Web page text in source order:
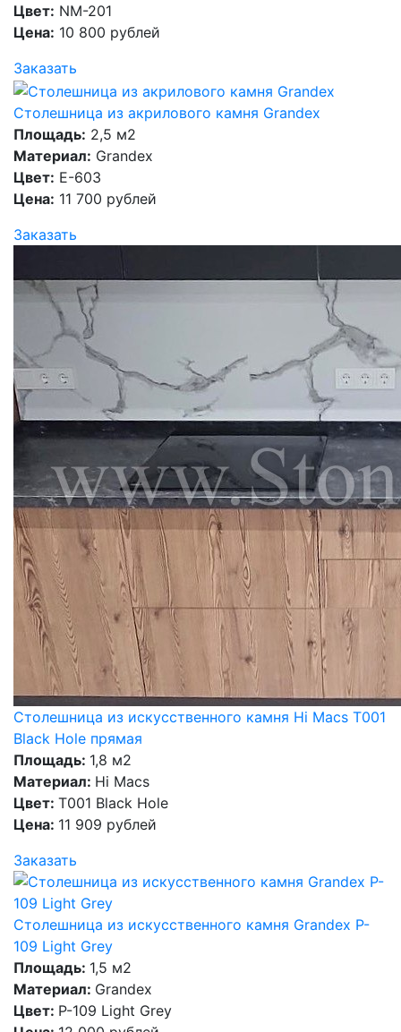
Цвет: NM-201
Цена: 10 800 рублей
Заказать
Столешница из акрилового камня Grandex
Площадь: 2,5 м2
Материал: Grandex
Цвет: E-603
Цена: 11 700 рублей
Заказать
Столешница из искусственного камня Hi Macs T001
Black Hole прямая
Площадь: 1,8 м2
Материал: Hi Macs
Цвет: T001 Black Hole
Цена: 11 909 рублей
Заказать
Столешница из искусственного камня Grandex P-
109 Light Grey
Площадь: 1,5 м2
Материал: Grandex
Цвет: P-109 Light Grey